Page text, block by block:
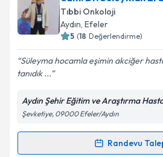
oluşturun. Size bu uzmandan
takvim hazırlandığında e-posta
Kişisel verilerimin
Metni'ni okudum ve kişisel
kapsamda işlenmesini
Tıbbi Onkoloji
Aydın, Efeler
5 (18 Değerlendirme)
Süleyma hocamla eşimin akciğer
tanıdık ...
Aydın Şehir Eğitim ve Araştırma
Şevketiye, 09000 Efeler/Aydın
Randevu
Randevu Takvimi Talebi